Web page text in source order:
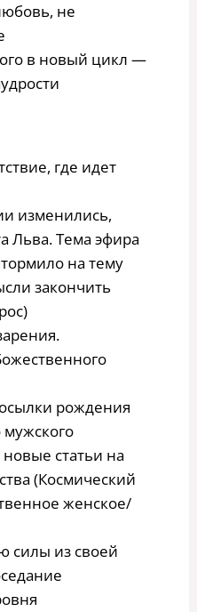
не
в новый цикл —
где идет
изменились,
Льва. Тема эфира
на тему
закончить
рождения
статьи на
(Космический
женское/
силы из своей